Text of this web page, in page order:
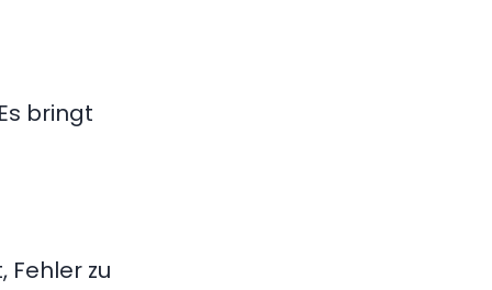
bringt
zu